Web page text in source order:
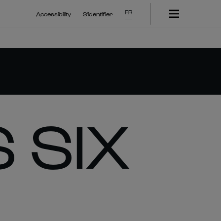
Accessibility S'identifier FR
SIX